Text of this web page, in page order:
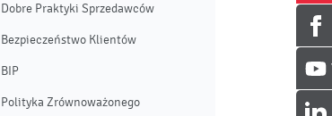
Dobre Praktyki Sprzedawców
Bezpieczeństwo Klientów
BIP
Polityka Zrównoważonego